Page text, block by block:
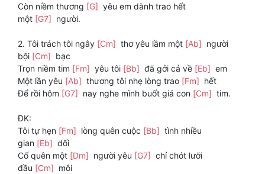
Còn niềm thương [G] yêu em dành trao hết
một [G7] người.
2. Tôi trách tôi ngây [Cm] thơ yêu lầm một [Ab] người
bội [Cm] bạc
Trọn niềm tim [Fm] yêu tôi [Bb] đã gởi cả về [Eb] em
Một lần yêu [Ab] thương tôi nhẹ lòng trao [Fm] hết
Để rồi hôm [G7] nay nghe mình buốt giá con [Cm] tim.
ĐK:
Tôi tự hẹn [Fm] lòng quên cuộc [Bb] tình nhiều
gian [Eb] dối
Cố quên một [Dm] người yêu [G7] chỉ chót lưỡi
đầu [Cm] môi